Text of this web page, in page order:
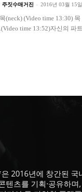
주짓수매거진 - 2016년 03월 15일
(neck) (Video time 13:30)
time 13:52)자신의 파
2016년에 창간된
텐츠를 기획·공유하